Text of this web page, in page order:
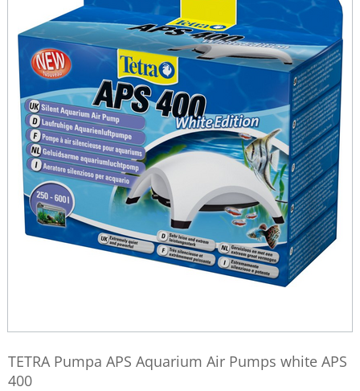
TETRA Pumpa APS Aquarium Air Pumps white APS
400